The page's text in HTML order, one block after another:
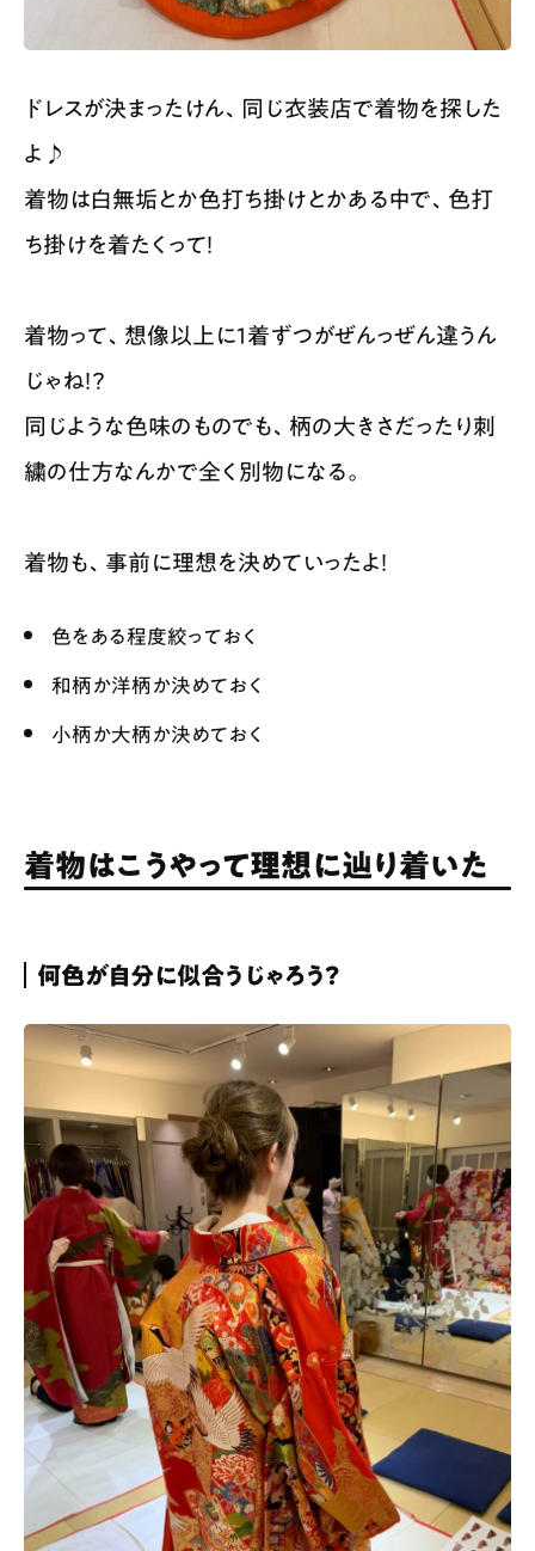
ドレスが決まったけん、同じ衣装店で着物を探した
よ♪
着物は白無垢とか色打ち掛けとかある中で、色打
ち掛けを着たくって！
着物って、想像以上に1着ずつがぜんっぜん違うん
じゃね！？
同じような色味のものでも、柄の大きさだったり刺
繍の仕方なんかで全く別物になる。
着物も、事前に理想を決めていったよ！
色をある程度絞っておく
和柄か洋柄か決めておく
小柄か大柄か決めておく
着物はこうやって理想に辿り着いた
何色が自分に似合うじゃろう？